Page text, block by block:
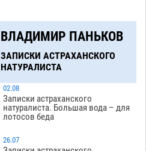
ВЛАДИМИР ПАНЬКОВ
ЗАПИСКИ АСТРАХАНСКОГО
НАТУРАЛИСТА
02.08
Записки астраханского
натуралиста. Большая вода – для
лотосов беда
26.07